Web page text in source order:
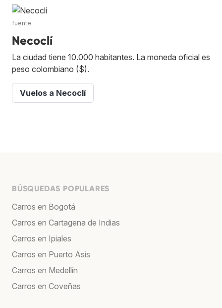
fuente
Necoclí
La ciudad tiene 10.000 habitantes. La moneda oficial es
peso colombiano ($).
Vuelos a Necoclí
BÚSQUEDAS POPULARES
Carros en Bogotá
Carros en Cartagena de Indias
Carros en Ipiales
Carros en Puerto Asís
Carros en Medellín
Carros en Coveñas